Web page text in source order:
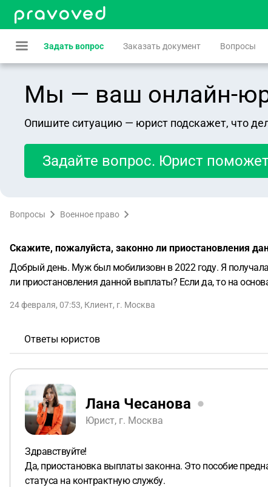
Задать вопрос Заказать документ Вопросы
Мы — ваш онлайн-
Опишите ситуацию — юрист подскажет, что
Задайте вопрос. Юрист
Вопросы Военное право
Скажите, пожалуйста, законно ли приостановления
Добрый день. Муж был мобилизовн в 2022 году. Я
ли приостановления данной выплаты? Если да, то на
24 февраля, 07:53, Клиент, г. Москва
Ответы юристов
Лана Чесанова
Юрист, г. Москва
Здравствуйте!
Да, приостановка выплаты законна. Это пособие
статуса на контрактную службу.